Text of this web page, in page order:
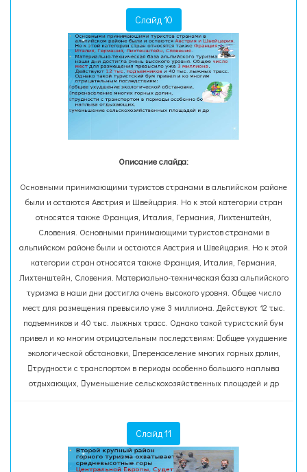
Слайд 10
Описание слайда:
Основными принимающими туристов странами в альпийском районе
были и остаются Австрия и Швейцария. Но к этой категории стран
относятся также Франция, Италия, Германия, Лихтенштейн,
Словения. Основными принимающими туристов странами в
альпийском районе были и остаются Австрия и Швейцария. Но к этой
категории стран относятся также Франция, Италия, Германия,
Лихтенштейн, Словения. Материально-техническая база альпийского
туризма в наши дни достигла очень высокого уровня. Общее число
мест для размещения превысило уже 3 миллиона. Действуют 12 тыс.
подъемников и 40 тыс. лыжных трасс. Однако такой туристский бум
привел и ко многим отрицательным последствиям: общее ухудшение
экологической обстановки, перенаселение многих горных долин,
трудности с транспортом в периоды особенно большого наплыва
отдыхающих, уменьшение сельскохозяйственных площадей и др
Слайд 11